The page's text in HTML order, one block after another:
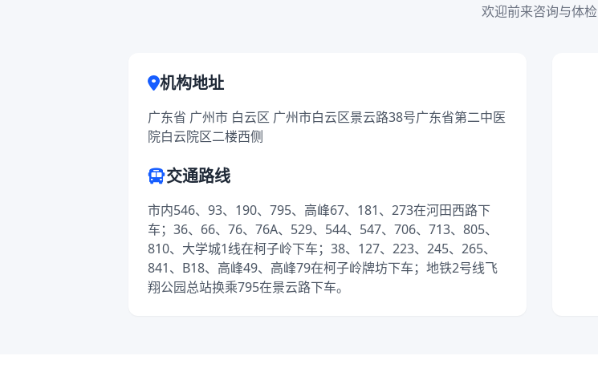
欢迎前来咨询与体检
机构地址
广东省 广州市 白云区 广州市白云区景云路38号广东省第二中医
院白云院区二楼西侧
交通路线
市内546、93、190、795、高峰67、181、273在河田西路下
车；36、66、76、76A、529、544、547、706、713、805、
810、大学城1线在柯子岭下车；38、127、223、245、265、
841、B18、高峰49、高峰79在柯子岭牌坊下车；地铁2号线飞
翔公园总站换乘795在景云路下车。